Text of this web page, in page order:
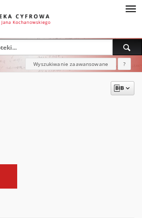
Wyszukiwanie zaawansowane ?